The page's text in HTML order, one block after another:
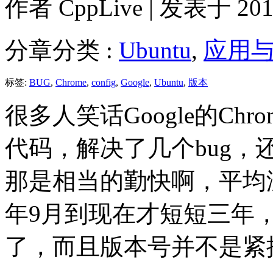
作者 CppLive | 发表于
分章分类 : Ubuntu, 应用
标签: BUG, Chrome, config, Google, Ubuntu, 版本
很多人笑话Google的
代码，解决了几个bug，
那是相当的勤快啊，平
年9月到现在才短短三年
了，而且版本号并不是